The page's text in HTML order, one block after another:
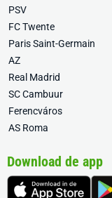
PSV
FC Twente
Paris Saint-Germain
AZ
Real Madrid
SC Cambuur
Ferencváros
AS Roma
Download de app